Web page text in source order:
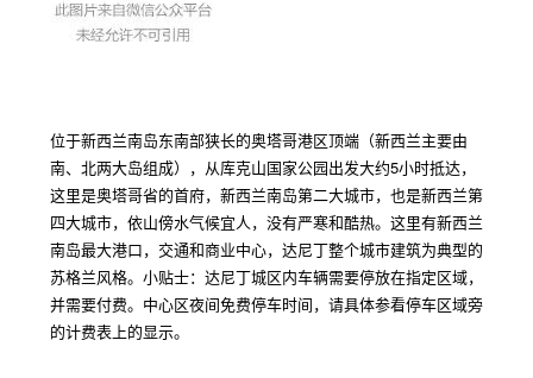
位于新西兰南岛东南部狭长的奥塔哥港区顶端（新西兰主要由
南、北两大岛组成），从库克山国家公园出发大约5小时抵达，
这里是奥塔哥省的首府，新西兰南岛第二大城市，也是新西兰第
四大城市，依山傍水气候宜人，没有严寒和酷热。这里有新西兰
南岛最大港口，交通和商业中心，达尼丁整个城市建筑为典型的
苏格兰风格。小贴士：达尼丁城区内车辆需要停放在指定区域，
并需要付费。中心区夜间免费停车时间，请具体参看停车区域旁
的计费表上的显示。